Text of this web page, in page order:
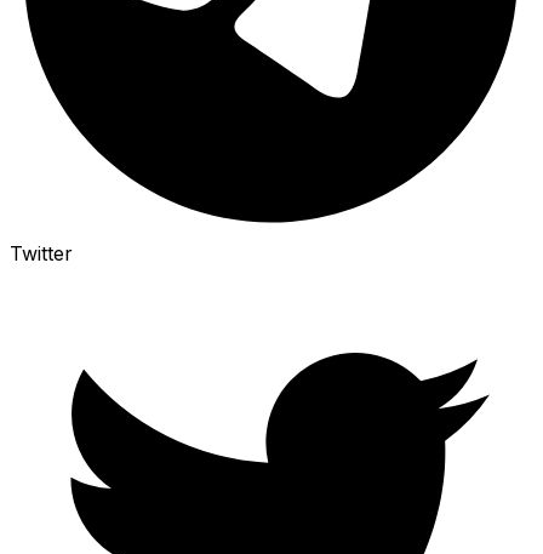
Twitter